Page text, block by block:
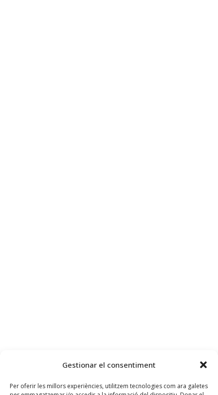
Gestionar el consentiment
Per oferir les millors experiències, utilitzem tecnologies com ara galetes